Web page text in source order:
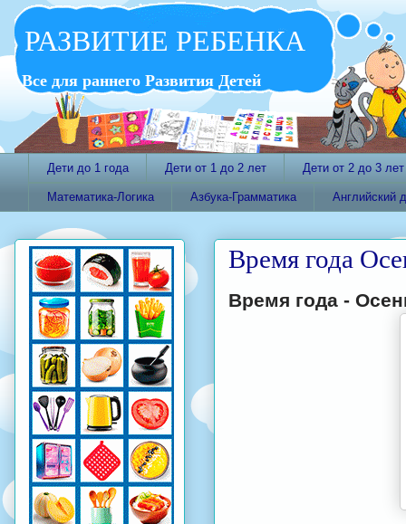
РАЗВИТИЕ РЕБЕНКА
Все для раннего Развития Детей
Дети до 1 года Дети от 1 до 2 лет Дети от 2 до 3 лет
Математика-Логика Азбука-Грамматика Английский
Время года
Время года -